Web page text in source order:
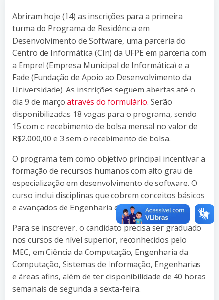
Abriram hoje (14) as inscrições para a primeira
turma do Programa de Residência em
Desenvolvimento de Software, uma parceria do
Centro de Informática (CIn) da UFPE em parceria com
a Emprel (Empresa Municipal de Informática) e a
Fade (Fundação de Apoio ao Desenvolvimento da
Universidade). As inscrições seguem abertas até o
dia 9 de março através do formulário. Serão
disponibilizadas 18 vagas para o programa, sendo
15 com o recebimento de bolsa mensal no valor de
R$2.000,00 e 3 sem o recebimento de bolsa.
O programa tem como objetivo principal incentivar a
formação de recursos humanos com alto grau de
especialização em desenvolvimento de software. O
curso inclui disciplinas que cobrem conceitos básicos
e avançados de Engenharia de Software.
Para se inscrever, o candidato precisa ser graduado
nos cursos de nível superior, reconhecidos pelo
MEC, em Ciência da Computação, Engenharia da
Computação, Sistemas de Informação, Engenharias
e áreas afins, além de ter disponibilidade de 40 horas
semanais de segunda a sexta-feira.